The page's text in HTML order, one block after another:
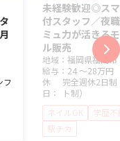
フ
未経験歓迎◎ス
付スタッフ／夜
ミュ力が活きる
ル販売
地域： 福岡県福岡市
給与： 24 ～28万円
休
日：
完全週休2日制
ト制）
ネイルOK
学歴不
駅チカ